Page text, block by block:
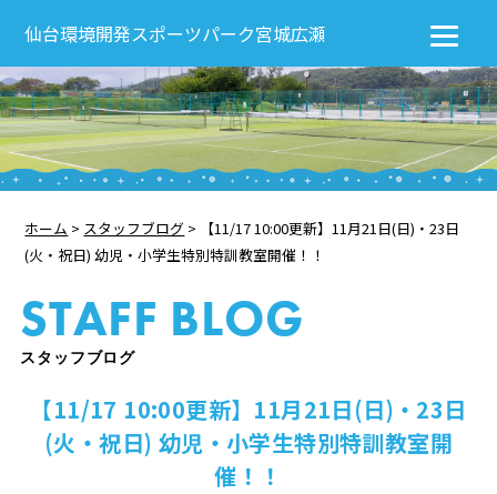
ホーム > スタッフブログ >
【11/17 10:00更新】11月21日(日)・23日
(火・祝日) 幼児・小学生特別特訓教室開催！！
STAFF BLOG
スタッフブログ
【11/17 10:00更新】11月21日(日)・23日
(火・祝日) 幼児・小学生特別特訓教室開
催！！
仙台環境開発スポーツパーク宮城広瀬